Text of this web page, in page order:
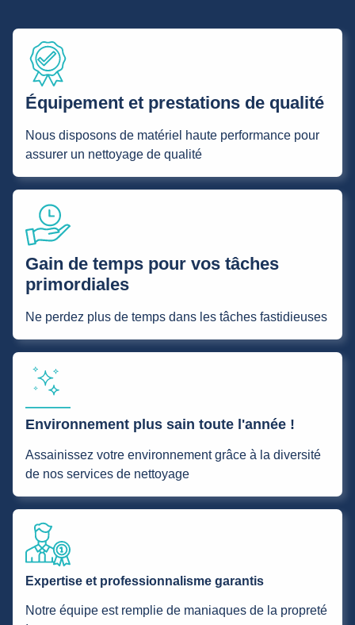
Équipement et prestations de qualité
Nous disposons de matériel haute performance pour
assurer un nettoyage de qualité
Gain de temps pour vos tâches
primordiales
Ne perdez plus de temps dans les tâches fastidieuses
Environnement plus sain toute l'année !
Assainissez votre environnement grâce à la diversité
de nos services de nettoyage
Expertise et professionnalisme garantis
Notre équipe est remplie de maniaques de la propreté